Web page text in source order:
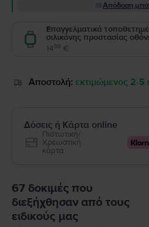
Απόδοση
Επαγγελματικά
σιλικόνης προστασίας
1499 €
Αποστολή: εκτιμώμενος 2-5
Δόσεις ή Κάρτα online
Πιστωτική/
Χρεωστική
κάρτα
67 δοκιμές που
διεξήχθησαν από τους
ειδικούς μας